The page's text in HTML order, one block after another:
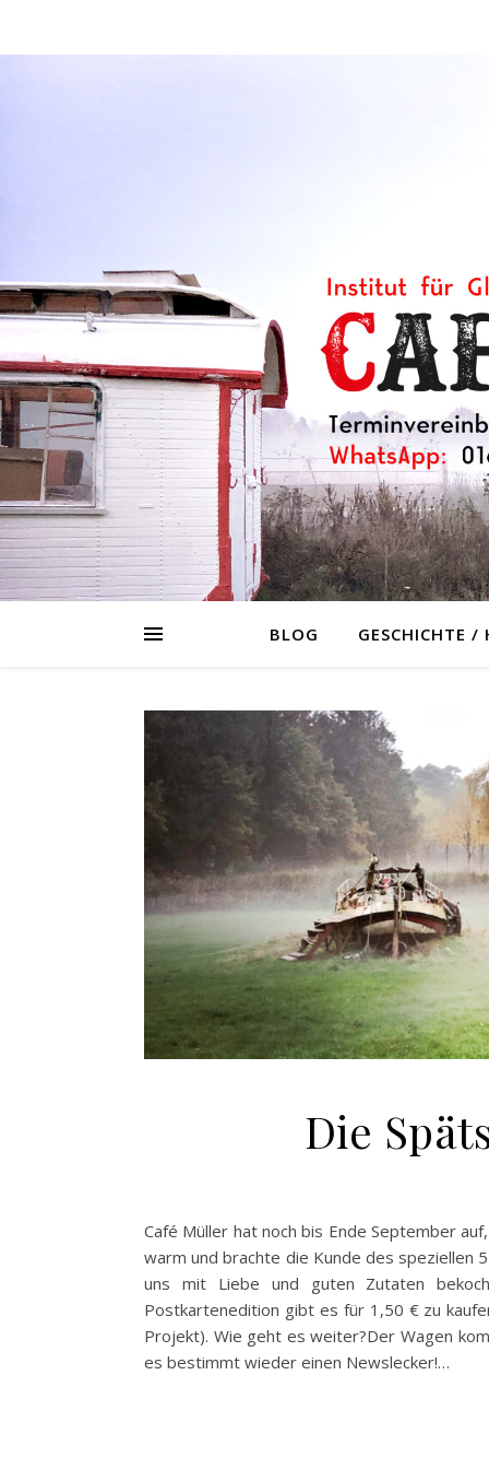
BLOG GESCHICHTE /
Die
Café Müller hat noch bis Ende September
warm und brachte die Kunde des speziellen
uns mit Liebe und guten Zutaten
Postkartenedition gibt es für 1,50 € zu
Projekt). Wie geht es weiter?Der Wagen
es bestimmt wieder einen Newslecker!…